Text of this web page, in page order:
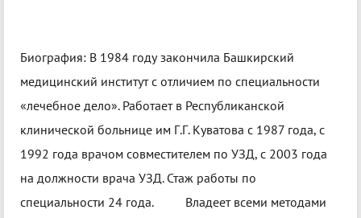
Биография: В 1984 году закончила Башкирский
медицинский институт с отличием по специальности
«лечебное дело». Работает в Республиканской
клинической больнице им Г.Г. Куватова с 1987 года, с
1992 года врачом совместителем по УЗД, с 2003 года
на должности врача УЗД. Стаж работы по
специальности 24 года. Владеет всеми методами